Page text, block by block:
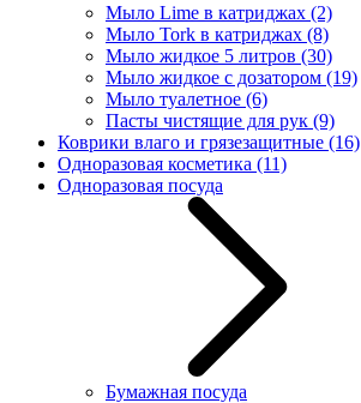
Мыло Lime в катриджах (2)
Мыло Tork в катриджах (8)
Мыло жидкое 5 литров (30)
Мыло жидкое с дозатором (19)
Мыло туалетное (6)
Пасты чистящие для рук (9)
Коврики влаго и грязезащитные (16)
Одноразовая косметика (11)
Одноразовая посуда
Бумажная посуда